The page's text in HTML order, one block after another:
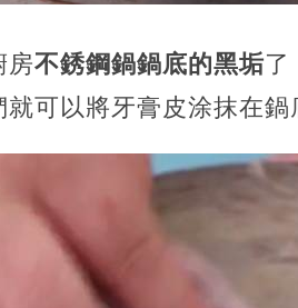
房不銹鋼鍋鍋底的黑垢了
可以將牙膏皮涂抹在鍋